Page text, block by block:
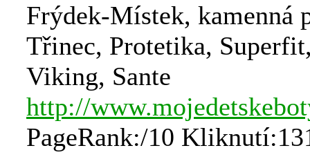
Frýdek-Místek, kamenná
Třinec, Protetika,
Viking, Sante
http://
PageRank:/10